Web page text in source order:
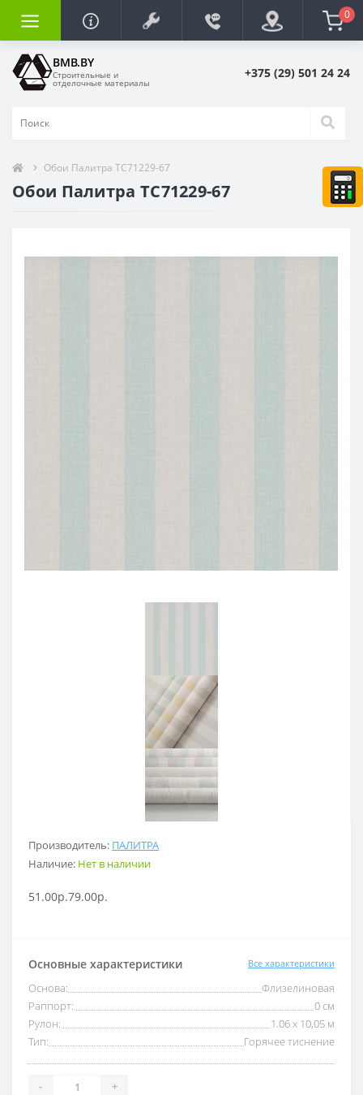
0
BMB.BY
Строительные и
отделочные материалы
+375 (29) 501 24 24
Обои Палитра TC71229-67
Обои Палитра TC71229-67
Производитель: ПАЛИТРА
Наличие: Нет в наличии
51.00р.79.00р.
Основные характеристики Все характеристики
Основа:
Флизелиновая
Раппорт:
0 см
Рулон:
1.06 x 10,05 м
Тип:
Горячее тиснение
- +